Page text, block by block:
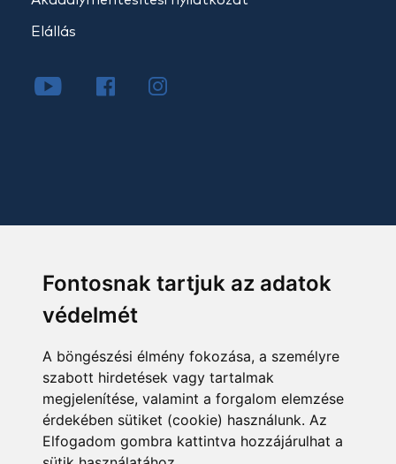
Fontosnak tartjuk az adatok
védelmét
A böngészési élmény fokozása, a személyre
szabott hirdetések vagy tartalmak
megjelenítése, valamint a forgalom elemzése
érdekében sütiket (cookie) használunk. Az
Elfogadom gombra kattintva hozzájárulhat a
Elállás